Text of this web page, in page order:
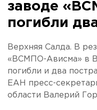
заводе
погибли
Верхняя Салда. В
«ВСМПО-Ависма» в
погибли и два
ЕАН пресс-
области Валерий